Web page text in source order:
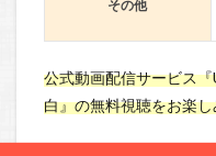
その他
公式動画配信サービス
白』の無料視聴をお楽